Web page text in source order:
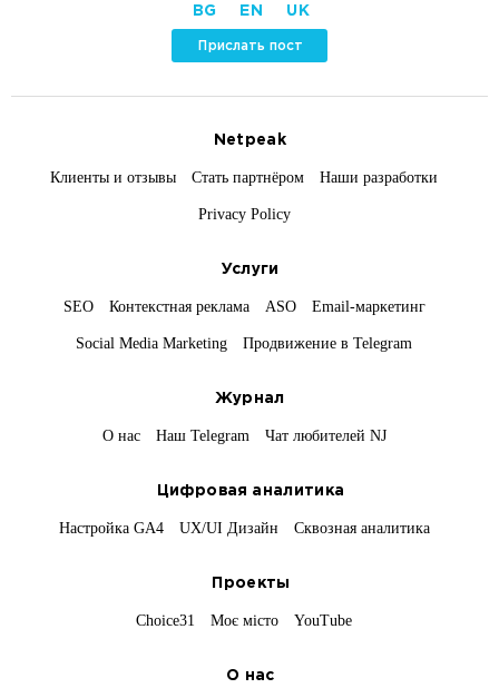
BG EN UK
Прислать пост
Netpeak
Клиенты и отзывы Стать партнёром Наши разработки
Privacy Policy
Услуги
SEO Контекстная реклама ASO Email-маркетинг
Social Media Marketing Продвижение в Telegram
Журнал
О нас Наш Telegram Чат любителей NJ
Цифровая аналитика
Настройка GA4 UX/UI Дизайн Сквозная аналитика
Проекты
Choice31 Моє місто YouTube
О нас